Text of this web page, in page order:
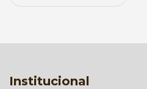
Institucional